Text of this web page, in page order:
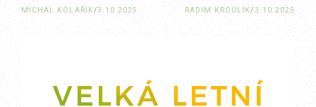
RADIM KROULÍK/3.10.2025
MICHAL KOLAŘÍK/3.10.2025